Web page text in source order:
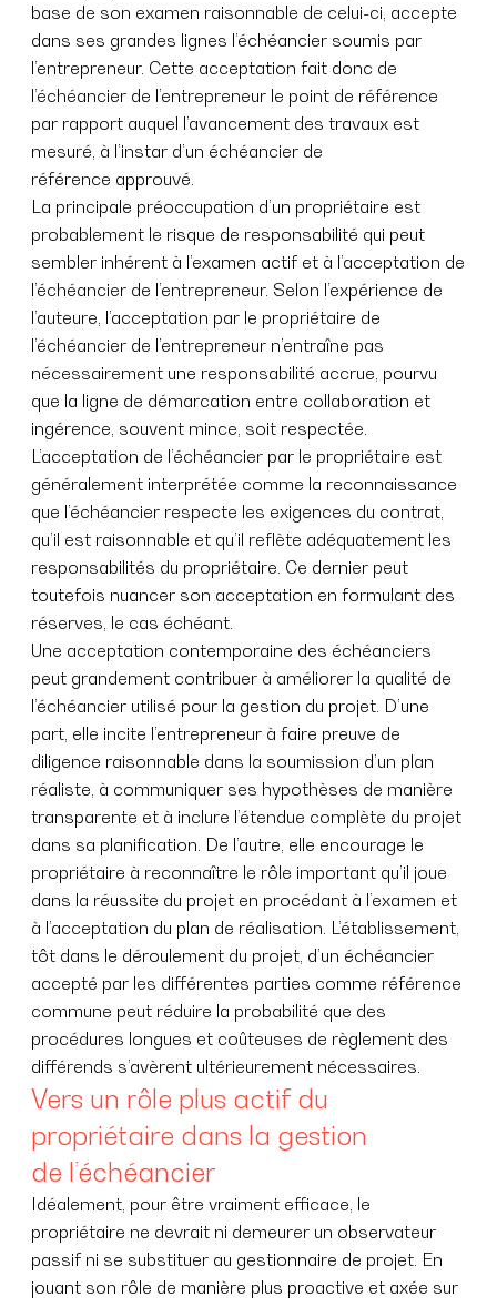
base de son examen raisonnable de celui-ci, accepte
dans ses grandes lignes l’échéancier soumis par
l’entrepreneur. Cette acceptation fait donc de
l’échéancier de l’entrepreneur le point de référence
par rapport auquel l’avancement des travaux est
mesuré, à l’instar d’un échéancier de
référence approuvé.
La principale préoccupation d’un propriétaire est
probablement le risque de responsabilité qui peut
sembler inhérent à l’examen actif et à l’acceptation de
l’échéancier de l’entrepreneur. Selon l’expérience de
l’auteure, l’acceptation par le propriétaire de
l’échéancier de l’entrepreneur n’entraîne pas
nécessairement une responsabilité accrue, pourvu
que la ligne de démarcation entre collaboration et
ingérence, souvent mince, soit respectée.
L’acceptation de l’échéancier par le propriétaire est
généralement interprétée comme la reconnaissance
que l’échéancier respecte les exigences du contrat,
qu’il est raisonnable et qu’il reflète adéquatement les
responsabilités du propriétaire. Ce dernier peut
toutefois nuancer son acceptation en formulant des
réserves, le cas échéant.
Une acceptation contemporaine des échéanciers
peut grandement contribuer à améliorer la qualité de
l’échéancier utilisé pour la gestion du projet. D’une
part, elle incite l’entrepreneur à faire preuve de
diligence raisonnable dans la soumission d’un plan
réaliste, à communiquer ses hypothèses de manière
transparente et à inclure l’étendue complète du projet
dans sa planification. De l’autre, elle encourage le
propriétaire à reconnaître le rôle important qu’il joue
dans la réussite du projet en procédant à l’examen et
à l’acceptation du plan de réalisation. L’établissement,
tôt dans le déroulement du projet, d’un échéancier
accepté par les différentes parties comme référence
commune peut réduire la probabilité que des
procédures longues et coûteuses de règlement des
différends s’avèrent ultérieurement nécessaires.
Vers un rôle plus actif du
propriétaire dans la gestion
de l’échéancier
Idéalement, pour être vraiment efficace, le
propriétaire ne devrait ni demeurer un observateur
passif ni se substituer au gestionnaire de projet. En
jouant son rôle de manière plus proactive et axée sur